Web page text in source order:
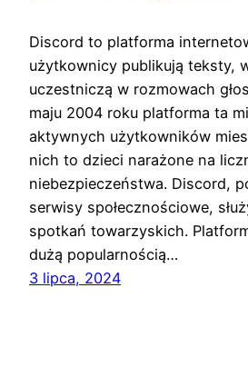
Discord to platforma
użytkownicy publikują teksty,
uczestniczą w rozmowach
maju 2004 roku platforma ta
aktywnych użytkowników
nich to dzieci narażone na
niebezpieczeństwa. Discord,
serwisy społecznościowe,
spotkań towarzyskich.
dużą popularnością…
3 lipca, 2024